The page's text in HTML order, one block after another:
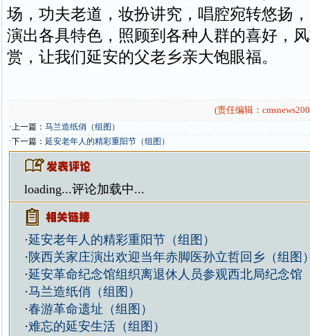
场，功夫老道，妆扮讲究，唱腔宛转悠扬
演出各具特色，照顾到各种人群的喜好，
赏，让我们延安的父老乡亲大饱眼福。
(责任编辑：
·上一篇： 马兰造纸俏（组图）
·下一篇： 延安老年人的精彩重阳节（组图）
loading...评论加载中...
·延安老年人的精彩重阳节（组图）
· 陕西关家庄演出欢迎当年赤脚医孙立哲回乡（组图
·延安革命纪念馆组织离退休人员参观西北局纪念馆
·马兰造纸俏（组图）
·春游革命遗址（组图）
·难忘的延安生活（组图）